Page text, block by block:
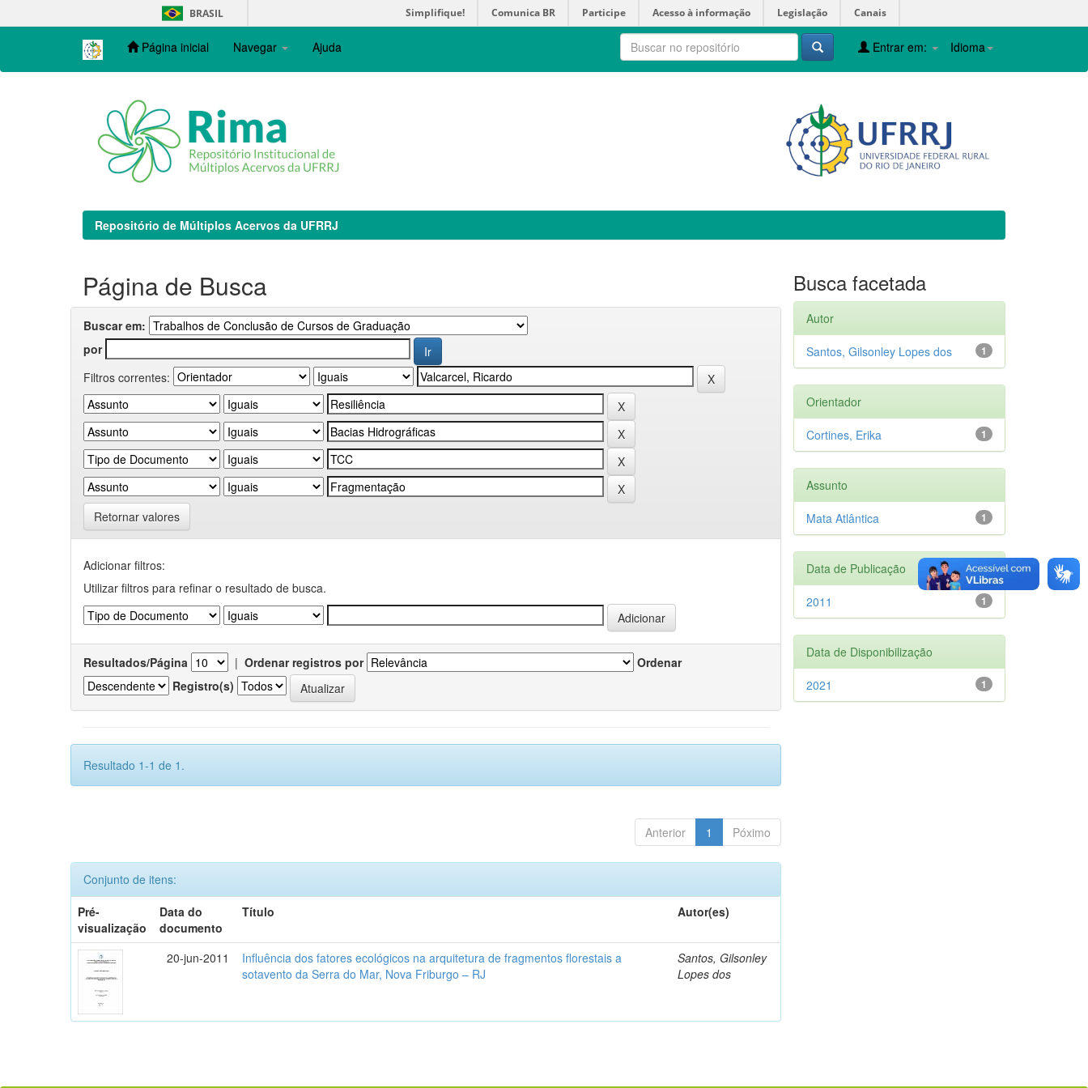
navigation
BRASIL Simplifique! Comunica BR Participe Acesso à informação Legislação Canais
Página inicial Navegar Ajuda Idioma
Entrar em:
Repositório de Múltiplos Acervos da UFRRJ
Página de Busca
Buscar em:
por
Filtros correntes:
Retornar valores
Adicionar filtros:
Utilizar filtros para refinar o resultado de busca.
Resultados/Página | Ordenar registros por
Ordenar
Registro(s)
Resultado 1-1 de 1.
Anterior 1 Póximo
Conjunto de itens:
Pré-
visualização
Data do
documento
Título Autor(es)
20-jun-2011
Influência dos fatores ecológicos na arquitetura de fragmentos florestais a
sotavento da Serra do Mar, Nova Friburgo – RJ
Santos, Gilsonley
Lopes dos
Busca facetada
Autor
1
Santos, Gilsonley Lopes dos
Orientador
1
Cortines, Erika
Assunto
1
Mata Atlântica
Data de Publicação
1
2011
Data de Disponibilização
1
2021